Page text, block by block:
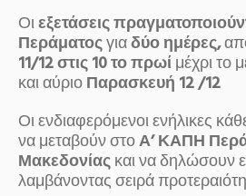
Οιεξετάσεις
Περάματοςγιαδύο ημέρες,
11/12 στις 10 το πρωίμέχρι το
και αύριοΠαρασκευή 12 /12
Οι ενδιαφερόμενοι ενήλικες
να μεταβούν στοΑ’ ΚΑΠΗ
Μακεδονίαςκαι να δηλώσουν
λαμβάνοντας σειρά